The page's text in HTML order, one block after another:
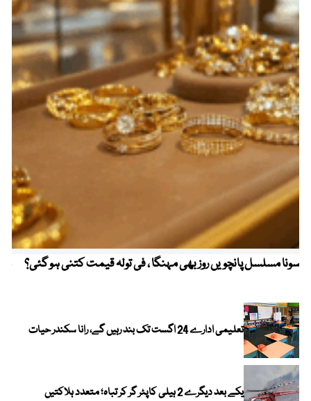
سونا مسلسل پانچویں روز بھی مہنگا ، فی تولہ قیمت کتنی ہو گئی؟
تعلیمی ادارے 24 اگست تک بند رہیں گے، رانا سکندر حیات
یکے بعد دیگرے 2 ہیلی کاپٹر گر کر تباہ؛ متعدد ہلاکتیں